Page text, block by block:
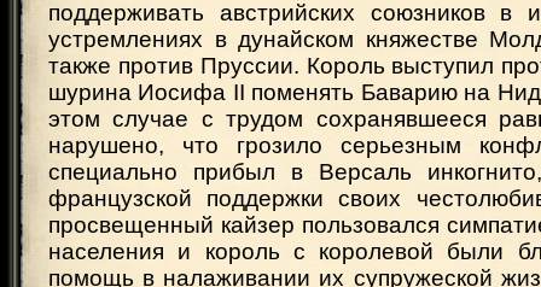
поддерживать австрийских союзников в
устремлениях в дунайском княжестве
также против Пруссии. Король выступил
шурина Иосифа II поменять Баварию на
этом случае с трудом сохранявшееся
нарушено, что грозило серьезным
специально прибыл в Версаль
французской поддержки своих
просвещенный кайзер пользовался
населения и король с королевой были
помощь в налаживании их супружеской